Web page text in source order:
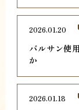
バルサン使
か
2026.01.20
2026.01.18